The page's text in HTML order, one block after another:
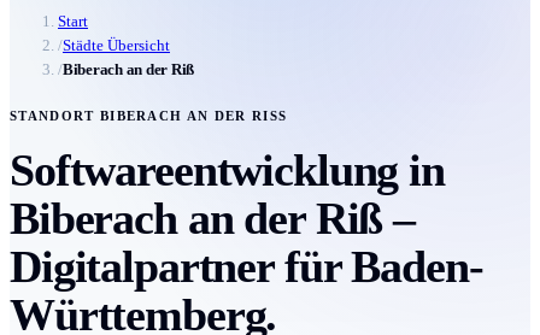
Start
/Städte Übersicht
/Biberach an der Riß
STANDORT BIBERACH AN DER RISS
Softwareentwicklung in
Biberach an der Riß –
Digitalpartner für Baden-
Württemberg.